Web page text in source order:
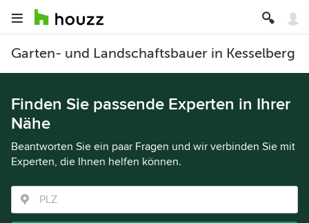
Garten- und Landschaftsbauer in Kesselberg
Finden Sie passende Experten in Ihrer
Nähe
Beantworten Sie ein paar Fragen und wir verbinden Sie mit
Experten, die Ihnen helfen können.